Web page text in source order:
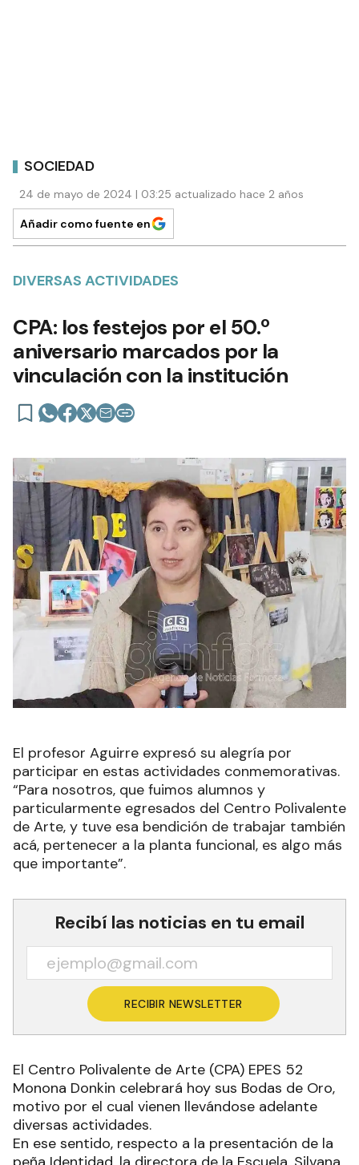
SOCIEDAD
24 de mayo de 2024 | 03:25 actualizado hace 2 años
Añadir como fuente en
DIVERSAS ACTIVIDADES
CPA: los festejos por el 50.º
aniversario marcados por la
vinculación con la institución
El profesor Aguirre expresó su alegría por
participar en estas actividades conmemorativas.
“Para nosotros, que fuimos alumnos y
particularmente egresados del Centro Polivalente
de Arte, y tuve esa bendición de trabajar también
acá, pertenecer a la planta funcional, es algo más
que importante”.
Recibí las noticias en tu email
RECIBIR NEWSLETTER
El Centro Polivalente de Arte (CPA) EPES 52
Monona Donkin celebrará hoy sus Bodas de Oro,
motivo por el cual vienen llevándose adelante
diversas actividades.
En ese sentido, respecto a la presentación de la